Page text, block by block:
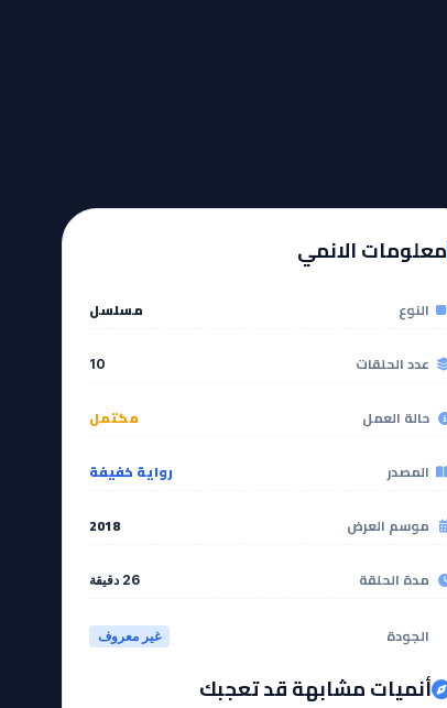
معلومات الانمي
النوع مسلسل
عدد الحلقات 10
حالة العمل مكتمل
المصدر رواية خفيفة
موسم العرض 2018
مدة الحلقة 26 دقيقة
الجودة غير معروف
أنميات مشابهة قد تعجبك